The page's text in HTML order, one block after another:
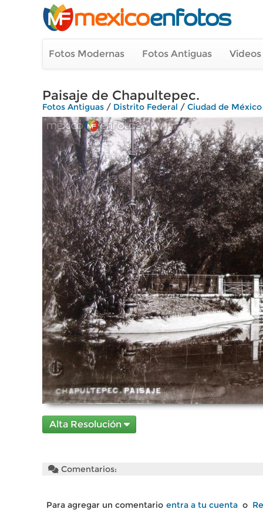
Fotos Modernas Fotos Antiguas
Paisaje de Chapultepec.
Fotos Antiguas / Distrito Federal / Ciudad de México
Alta Resolución
Comentarios:
Para agregar un comentario entra a tu cuenta o